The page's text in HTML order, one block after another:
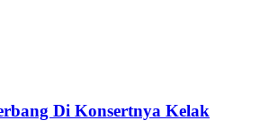
Di Konsertnya Kelak